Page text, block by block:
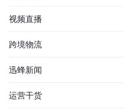
视频直播
跨境物流
迅蜂新闻
运营干货